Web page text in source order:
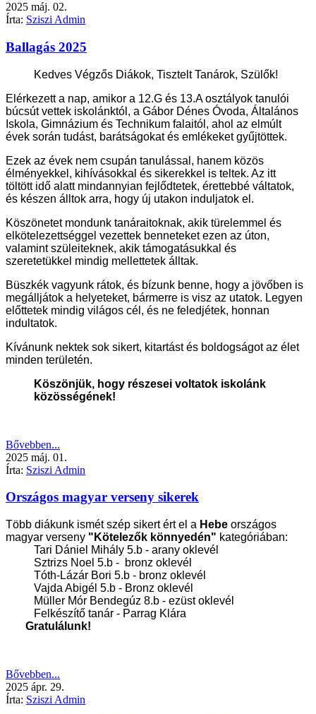
2025 máj. 02.
Írta: Sziszi Admin
Ballagás 2025
Kedves Végzős Diákok, Tisztelt Tanárok, Szülők!
Elérkezett a nap, amikor a 12.G és 13.A osztályok tanulói
búcsút vettek iskolánktól, a Gábor Dénes Óvoda, Általános
Iskola, Gimnázium és Technikum falaitól, ahol az elmúlt
évek során tudást, barátságokat és emlékeket gyűjtöttek.
Ezek az évek nem csupán tanulással, hanem közös
élményekkel, kihívásokkal és sikerekkel is teltek. Az itt
töltött idő alatt mindannyian fejlődtetek, érettebbé váltatok,
és készen álltok arra, hogy új utakon induljatok el.
Köszönetet mondunk tanáraitoknak, akik türelemmel és
elkötelezettséggel vezettek benneteket ezen az úton,
valamint szüleiteknek, akik támogatásukkal és
szeretetükkel mindig mellettetek álltak.
Büszkék vagyunk rátok, és bízunk benne, hogy a jövőben is
megálljátok a helyeteket, bármerre is visz az utatok. Legyen
előttetek mindig világos cél, és ne feledjétek, honnan
indultatok.
Kívánunk nektek sok sikert, kitartást és boldogságot az élet
minden területén.
Köszönjük, hogy részesei voltatok iskolánk
közösségének!
Bővebben...
2025 máj. 01.
Írta: Sziszi Admin
Országos magyar verseny sikerek
Több diákunk ismét szép sikert ért el a Hebe országos
magyar verseny "Kötelezők könnyedén" kategóriában:
Tari Dániel Mihály 5.b - arany oklevél
Sztrizs Noel 5.b - bronz oklevél
Tóth-Lázár Bori 5.b - bronz oklevél
Vajda Abigél 5.b - Bronz oklevél
Müller Mór Bendegúz 8.b - ezüst oklevél
Felkészítő tanár - Parrag Klára
Gratulálunk!
Bővebben...
2025 ápr. 29.
Írta: Sziszi Admin